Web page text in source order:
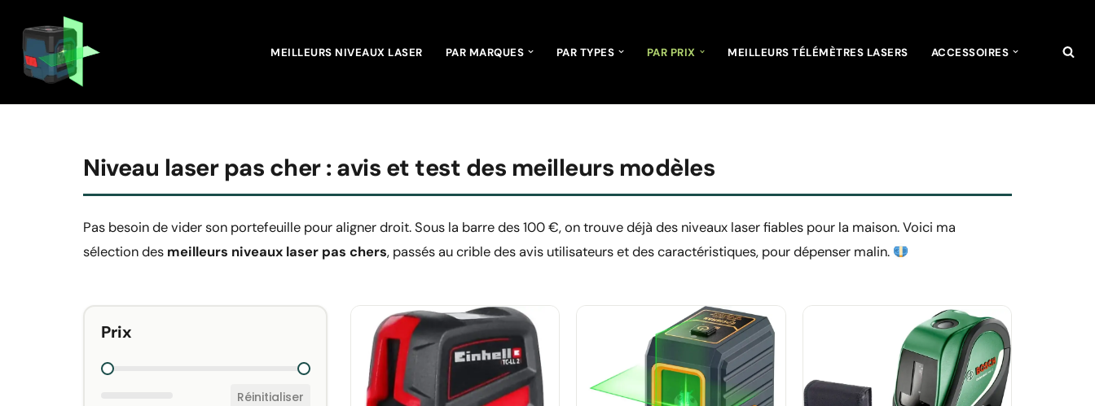
Aller
au
MEILLEURS NIVEAUX LASER PAR MARQUES PAR TYPES PAR PRIX MEILLEURS TÉLÉMÈTRES LASERS ACCESSOIRES
Niveau laser pas cher : avis et test des meilleurs modèles
Pas besoin de vider son portefeuille pour aligner droit. Sous la barre des 100 €, on trouve déjà des niveaux laser fiables pour la maison. Voici ma
sélection des meilleurs niveaux laser pas chers, passés au crible des avis utilisateurs et des caractéristiques, pour dépenser malin.
Prix
PRIX
Réinitialiser